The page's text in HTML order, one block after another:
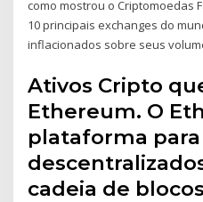
como mostrou o Criptomoedas
10 principais exchanges do
inflacionados sobre seus
Ativos Cripto
Ethereum. O
plataforma
cadeia de